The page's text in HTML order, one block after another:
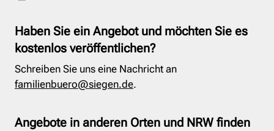
Haben Sie ein Angebot und möchten Sie es
kostenlos veröffentlichen?
Schreiben Sie uns eine Nachricht an
familienbuero@siegen.de.
Angebote in anderen Orten und NRW finden